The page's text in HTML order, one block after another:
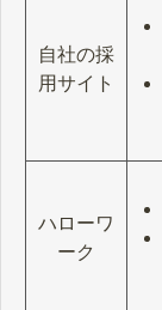
自社の採
用サイト
ハローワ
ーク